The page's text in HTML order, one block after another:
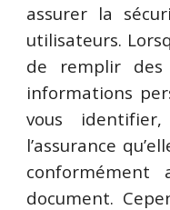
assurer la
utilisateurs.
de remplir des
informations
vous
l’assurance
conformément
document.